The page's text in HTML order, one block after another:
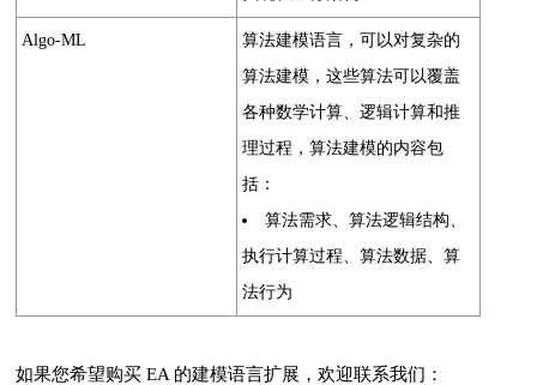
Algo-ML
算法建模语言，可以对复杂的
算法建模，这些算法可以覆盖
各种数学计算、逻辑计算和推
理过程，算法建模的内容包
括：
算法需求、算法逻辑结构、
执行计算过程、算法数据、算
法行为
如果您希望购买 EA 的建模语言扩展，欢迎联系我们：